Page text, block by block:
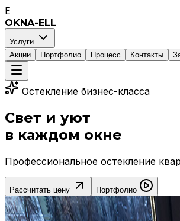
E
OKNA-ELL
Услуги
Акции
Портфолио Процесс Контакты
Остекление бизнес-класса
Свет и уют
в каждом окне
Профессиональное остекление
Рассчитать цену Портфолио